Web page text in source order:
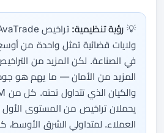
💡 رؤية تنظيمية:
ولايات قضائية تمثل واحدة من
في الصناعة. لكن المزيد من
المزيد من الأمان — ما يهم هو
يحملان تراخيص من المستوى
العملاء. لمتداولي الشرق الأوسط،